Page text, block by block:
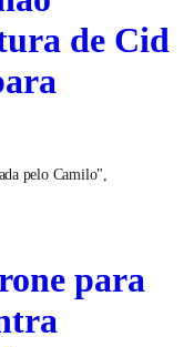
de Cid
pelo Camilo",
para